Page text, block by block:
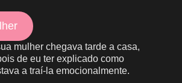
mulher chegava tarde a casa,
de eu ter explicado como
a traí-la emocionalmente.